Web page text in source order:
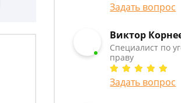
Задать вопрос
Виктор
Cпециалист по
праву
Задать вопрос